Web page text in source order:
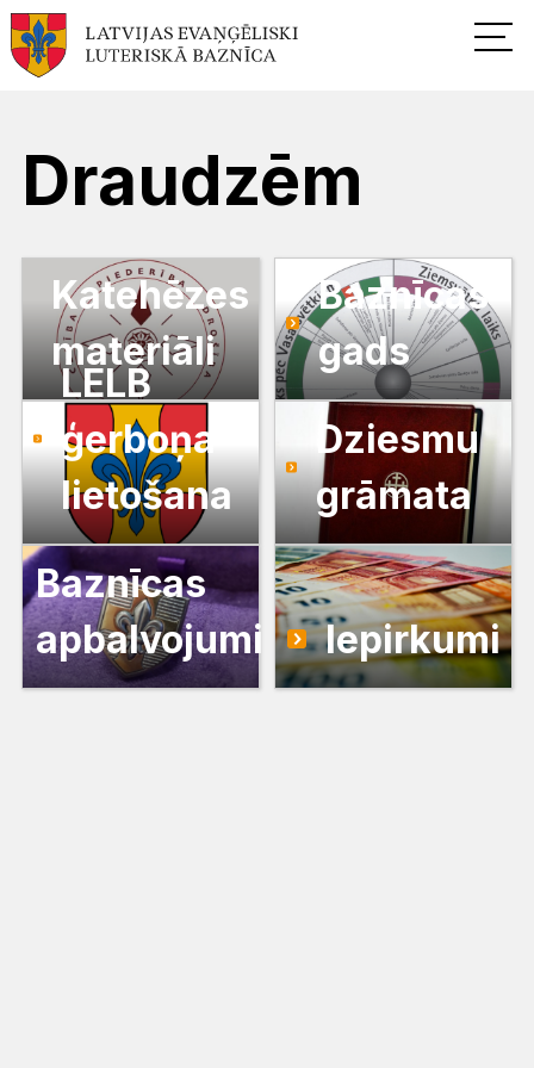
Draudzēm
Katehēzes
materiāli
Baznīcas
gads
LELB
ģerboņa
lietošana
Dziesmu
grāmata
Baznīcas
apbalvojumi
Iepirkumi